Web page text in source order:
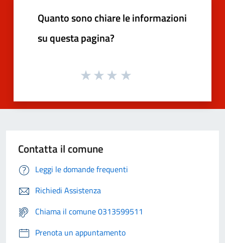
Quanto sono chiare le informazioni
su questa pagina?
Contatta il comune
Leggi le domande frequenti
Richiedi Assistenza
Chiama il comune 0313599511
Prenota un appuntamento